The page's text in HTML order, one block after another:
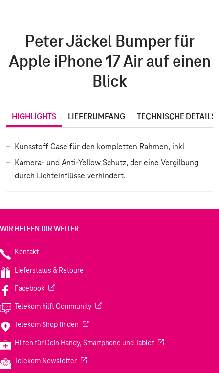
Peter Jäckel Bumper für
Apple iPhone 17 Air auf einen
Blick
HIGHLIGHTS LIEFERUMFANG TECHNISCHE DETAILS
Kunsstoff Case für den kompletten Rahmen, inkl
Kamera- und Anti-Yellow Schutz, der eine Vergilbung
durch Lichteinflüsse verhindert.
WIR HELFEN DIR WEITER
Kontakt
Lieferstatus & Retoure
Facebook(Wird in einem neuen Tab geöffnet)
Telekom hilft Community(Wird in einem neuen Tab geöffnet)
Telekom Shop finden (Wird in einem neuen Tab geöffnet)
Hilfen für Dein Handy, Smartphone und Tablet(Wird in einem
Telekom Newsletter(Wird in einem neuen Tab geöffnet)